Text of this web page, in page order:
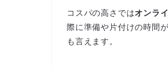
コスパの高さではオンラ
際に準備や片付けの時間
も言えます。